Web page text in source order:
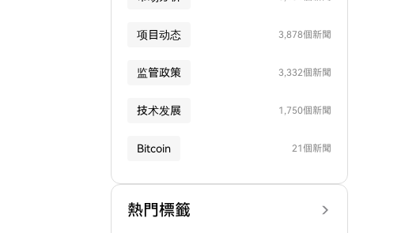
项目动态 3,878個新聞
监管政策 3,332個新聞
技术发展 1,750個新聞
Bitcoin 21個新聞
熱門標籤